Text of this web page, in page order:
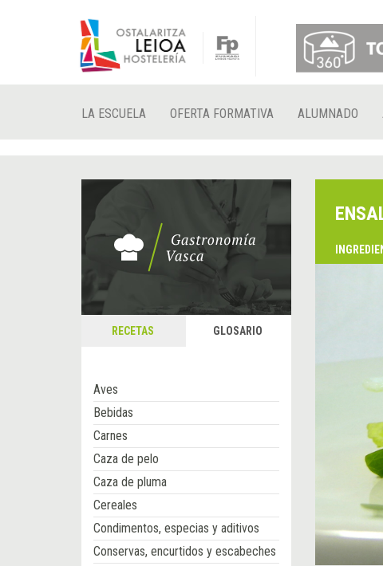
LA ESCUELA OFERTA FORMATIVA ALUMNADO
RECETAS GLOSARIO
Aves
Bebidas
Carnes
Caza de pelo
Caza de pluma
Cereales
Condimentos, especias y aditivos
Conservas, encurtidos y escabeches